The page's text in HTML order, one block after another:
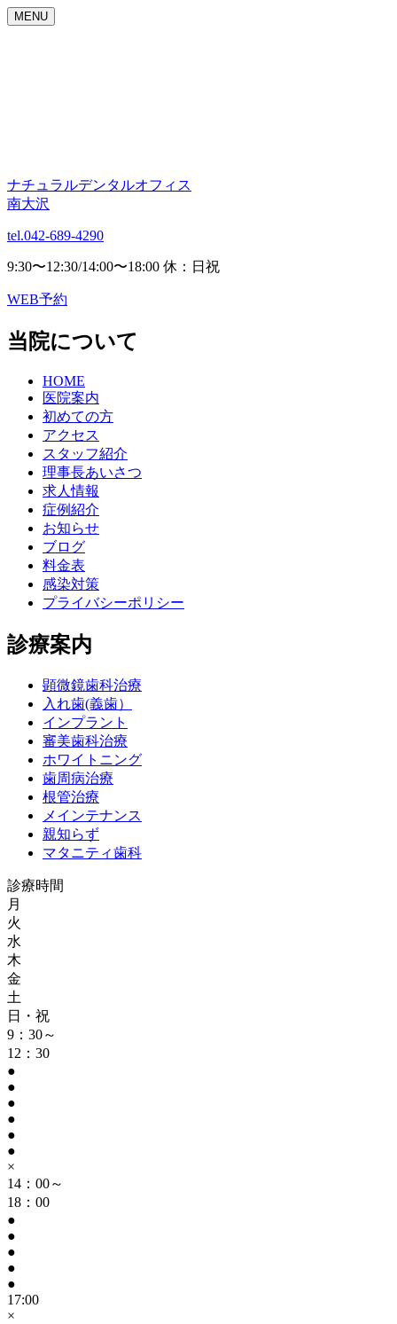
MENU
ナチュラルデンタルオフィス
南大沢
tel.042-689-4290
9:30〜12:30/14:00〜18:00 休：日祝
WEB予約
当院について
HOME
医院案内
初めての方
アクセス
スタッフ紹介
理事長あいさつ
求人情報
症例紹介
お知らせ
ブログ
料金表
感染対策
プライバシーポリシー
診療案内
顕微鏡歯科治療
入れ歯(義歯）
インプラント
審美歯科治療
ホワイトニング
歯周病治療
根管治療
メインテナンス
親知らず
マタニティ歯科
診療時間
月
火
水
木
金
土
日・祝
9：30～
12：30
●
●
●
●
●
●
×
14：00～
18：00
●
●
●
●
●
17:00
×